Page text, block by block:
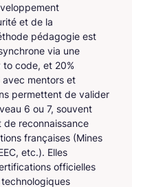
et de la
pédagogie est
via une
code, et 20%
avec mentors et
permettent de valider
6 ou 7, souvent
de reconnaissance
françaises (Mines
etc.). Elles
officielles